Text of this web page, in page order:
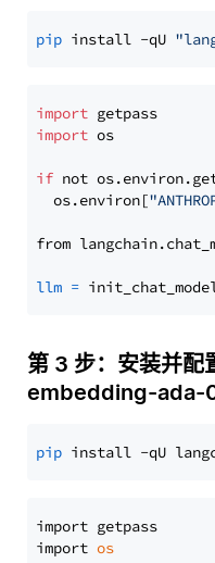
pip install -qU
import
import os
if not
  os.environ[
from
llm =
第 3 步：安装并
embedding-ada-
pip
import getpass
import os